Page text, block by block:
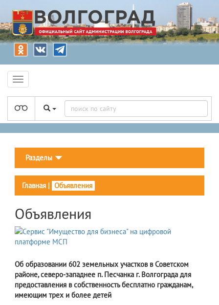
Разделы
Главная | Объявления
Объявления
Об образовании 602 земельных участков в Советском
районе, северо-западнее п. Песчанка г. Волгограда для
предоставления в собственность бесплатно гражданам,
имеющим трех и более детей